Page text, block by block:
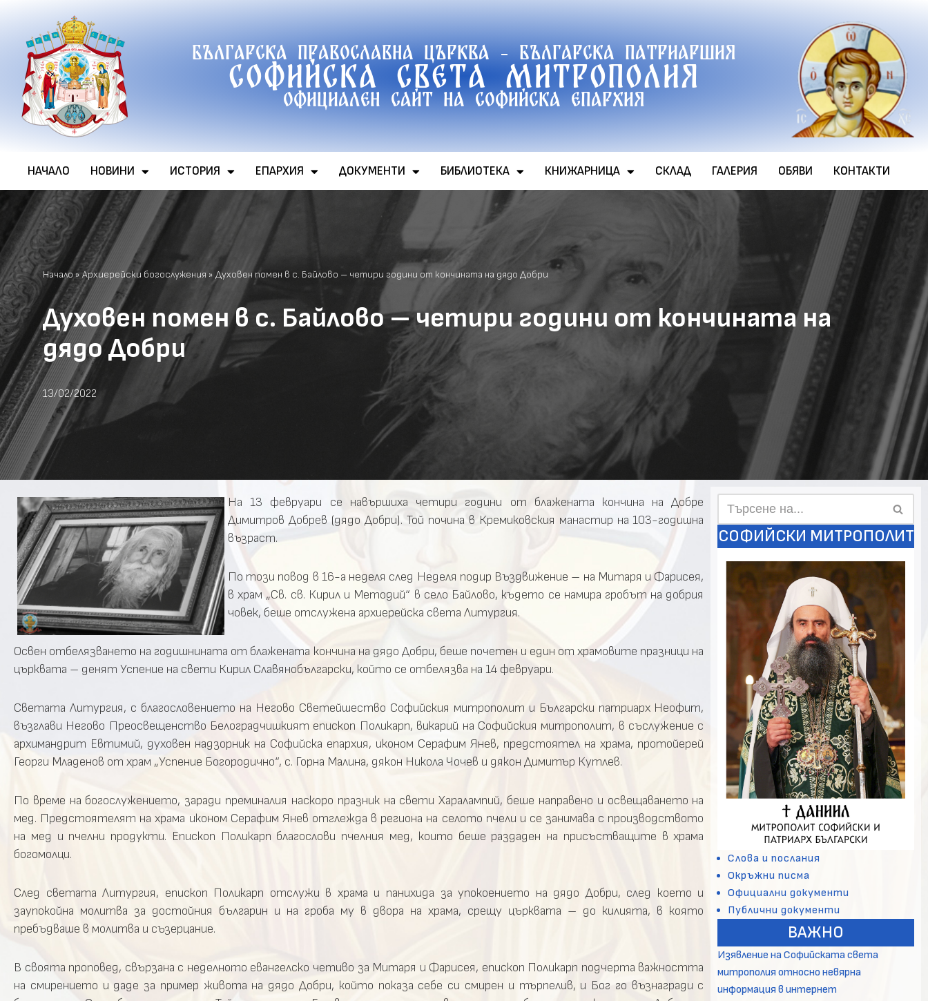
Продължете
към
съдържанието
Българска православна църква - Българска патриаршия
Софийска света митрополия
Официален сайт на софийска епархия
НАЧАЛО НОВИНИ ИСТОРИЯ ЕПАРХИЯ ДОКУМЕНТИ БИБЛИОТЕКА КНИЖАРНИЦА СКЛАД ГАЛЕРИЯ ОБЯВИ КОНТАКТИ
Начало » Архиерейски богослужения » Духовен помен в с. Байлово – четири години от кончината на дядо Добри
Духовен помен в с. Байлово – четири години от кончината на
дядо Добри
13/02/2022
На 13 февруари се навършиха четири години от блажената кончина на Добре
Димитров Добрев (дядо Добри). Той почина в Кремиковския манастир на 103-годишна
възраст.
По този повод в 16-а неделя след Неделя подир Въздвижение – на Митаря и Фарисея,
в храм „Св. св. Кирил и Методий“ в село Байлово, където се намира гробът на добрия
човек, беше отслужена архиерейска света Литургия.
Освен отбелязването на годишнината от блажената кончина на дядо Добри, беше почетен и един от храмовите празници на
църквата – денят Успение на свети Кирил Славянобългарски, който се отбелязва на 14 февруари.
Светата Литургия, с благословението на Негово Светейшество Софийския митрополит и Български патриарх Неофит,
възглави Негово Преосвещенство Белоградчишкият епископ Поликарп, викарий на Софийския митрополит, в съслужение с
архимандрит Евтимий, духовен надзорник на Софийска епархия, иконом Серафим Янев, предстоятел на храма, протойерей
Георги Младенов от храм „Успение Богородично“, с. Горна Малина, дякон Никола Чочев и дякон Димитър Кутлев.
По време на богослужението, заради преминалия наскоро празник на свети Харалампий, беше направено и освещаването на
мед. Предстоятелят на храма иконом Серафим Янев отглежда в региона на селото пчели и се занимава с производството
на мед и пчелни продукти. Епископ Поликарп благослови пчелния мед, които беше раздаден на присъстващите в храма
богомолци.
След светата Литургия, епископ Поликарп отслужи в храма и панихида за упокоението на дядо Добри, след което и
заупокойна молитва за достойния българин и на гроба му в двора на храма, срещу църквата – до килията, в която
пребъдваше в молитва и съзерцание.
В своята проповед, свързана с неделното евангелско четиво за Митаря и Фарисея, епископ Поликарп подчерта важността
на смирението и даде за пример живота на дядо Добри, който показа себе си смирен и търпелив, и Бог го възнагради с
СОФИЙСКИ МИТРОПОЛИТ
Слова и послания
Окръжни писма
Официални документи
Публични документи
ВАЖНО
Изявление на Софийската света
митрополия относно невярна
информация в интернет